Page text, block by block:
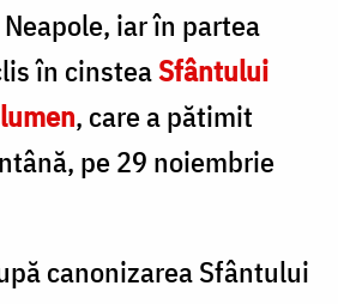
iar în partea
în cinsteaSfântului
, care a pătimit
pe 29 noiembrie
canonizarea Sfântului